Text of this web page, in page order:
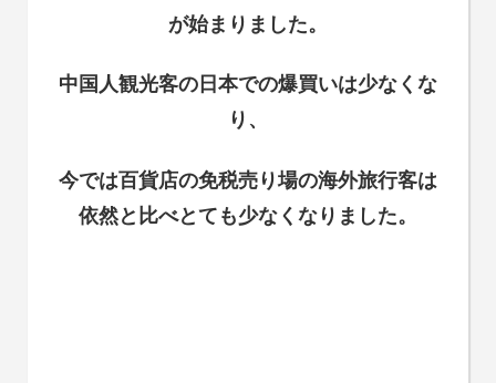
が始まりました。
中国人観光客の日本での爆買いは少なくな
り、
今では百貨店の免税売り場の海外旅行客は
依然と比べとても少なくなりました。